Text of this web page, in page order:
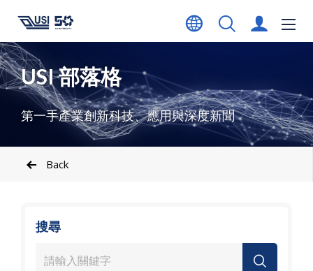
USI 部落格
第一手產業創新科技、應用與深度新聞
Back
搜尋